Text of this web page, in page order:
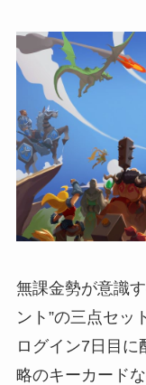
無課金勢が意識
ント”の三点セッ
ログイン7日目
略のキーカード